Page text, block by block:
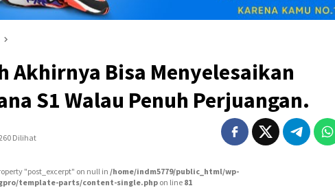
Akhirnya Bisa Menyelesaikan
S1 Walau Penuh Perjuangan.
Dilihat
"post_excerpt" on null in /home/indm5779/public_html/wp-
template-parts/content-single.php on line 81